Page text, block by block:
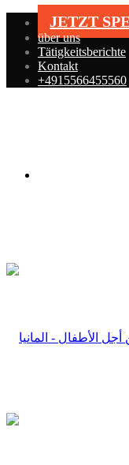
JETZT
über uns
Tätigkeitsberichte
Kontakt
+4915566455560